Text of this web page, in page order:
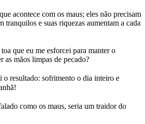
acontece com os maus; eles não precisam
tranquilos e suas riquezas aumentam a cada
que eu me esforcei para manter o
as mãos limpas de pecado?
o resultado: sofrimento o dia inteiro e
como os maus, seria um traidor do